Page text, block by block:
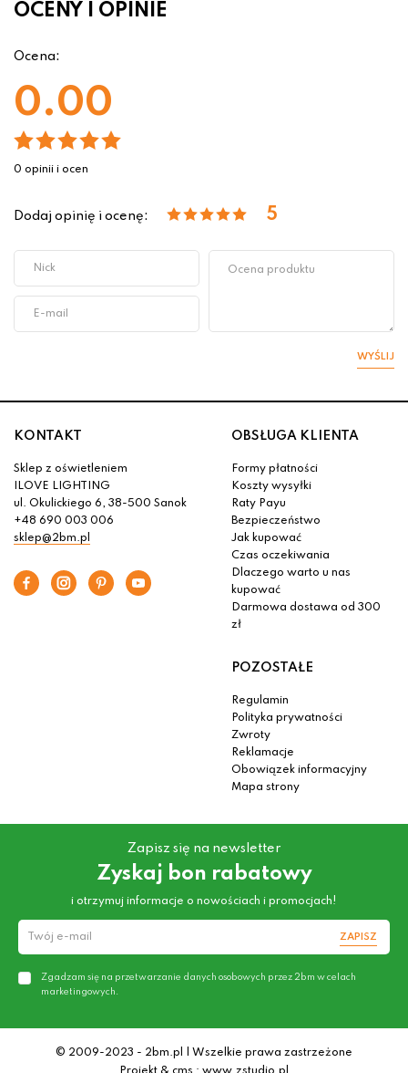
OCENY I OPINIE
Ocena:
0.00
0 opinii i ocen
Dodaj opinię i ocenę: 5
WYŚLIJ
KONTAKT
Sklep z oświetleniem
ILOVE LIGHTING
ul. Okulickiego 6, 38-500 Sanok
+48 690 003 006
sklep@2bm.pl
OBSŁUGA KLIENTA
Formy płatności
Koszty wysyłki
Raty Payu
Bezpieczeństwo
Jak kupować
Czas oczekiwania
Dlaczego warto u nas
kupować
Darmowa dostawa od 300
zł
POZOSTAŁE
Regulamin
Polityka prywatności
Zwroty
Reklamacje
Obowiązek informacyjny
Mapa strony
Zapisz się na newsletter
Zyskaj bon rabatowy
i otrzymuj informacje o nowościach i promocjach!
ZAPISZ
Zgadzam się na przetwarzanie danych osobowych przez 2bm w celach
marketingowych.
© 2009-2023 - 2bm.pl | Wszelkie prawa zastrzeżone